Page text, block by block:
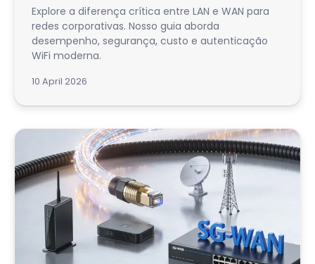
Explore a diferença crítica entre LAN e WAN para
redes corporativas. Nosso guia aborda
desempenho, segurança, custo e autenticação
WiFi moderna.
10 April 2026